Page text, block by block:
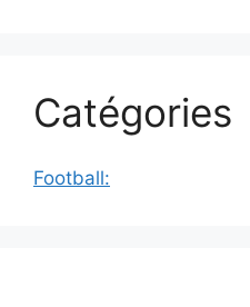
Catégories
Football: